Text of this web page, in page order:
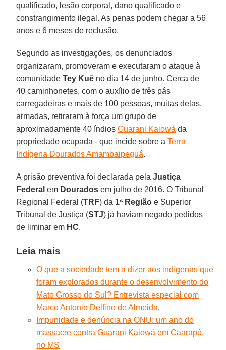
qualificado, lesão corporal, dano qualificado e
constrangimento ilegal. As penas podem chegar a 56
anos e 6 meses de reclusão.
Segundo as investigações, os denunciados
organizaram, promoveram e executaram o ataque à
comunidadeTey Kuê no dia 14 de junho. Cerca de
40 caminhonetes, com o auxílio de três pás
carregadeiras e mais de 100 pessoas, muitas delas,
armadas, retiraram à força um grupo de
aproximadamente 40 índiosGuarani Kaiowá da
propriedade ocupada - que incide sobre aTerra
Indígena Dourados Amambaipeguá.
A prisão preventiva foi declarada pelaJustiça
Federal em Dourados em julho de 2016. O Tribunal
Regional Federal (TRF) da 1ª Região e Superior
Tribunal de Justiça (STJ) já haviam negado pedidos
de liminar em HC.
Leia mais
O que a sociedade tem a dizer aos indígenas que
foram explorados durante o desenvolvimento do
Mato Grosso do Sul? Entrevista especial com
Marco Antonio Delfino de Almeida.
Impunidade e denúncia na ONU: um ano do
massacre contra Guarani Kaiowá em Caarapó,
no MS